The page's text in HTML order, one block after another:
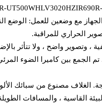
مع وضعين للعمل: الوضع
الحراري للمراقبة.
، وتصوير واضح ، ولا تتأثر
الجمع بين كاميرا الضوء
الغلاف مصنوع من سبائك
، والمسافات الطويلة